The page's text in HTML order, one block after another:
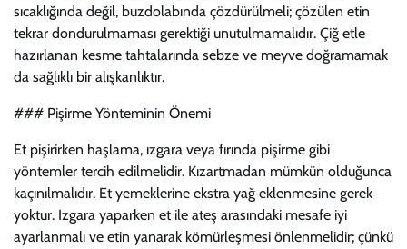
sıcaklığında değil, buzdolabında çözdürülmeli; çözülen etin
tekrar dondurulmaması gerektiği unutulmamalıdır. Çiğ etle
hazırlanan kesme tahtalarında sebze ve meyve doğramamak
da sağlıklı bir alışkanlıktır.
### Pişirme Yönteminin Önemi
Et pişirirken haşlama, ızgara veya fırında pişirme gibi
yöntemler tercih edilmelidir. Kızartmadan mümkün olduğunca
kaçınılmalıdır. Et yemeklerine ekstra yağ eklenmesine gerek
yoktur. Izgara yaparken et ile ateş arasındaki mesafe iyi
ayarlanmalı ve etin yanarak kömürleşmesi önlenmelidir; çünkü